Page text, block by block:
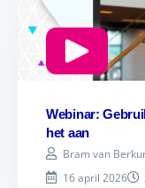
Webinar:
het aan
Bram van
16 april 2026